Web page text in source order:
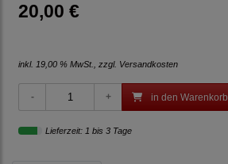
20,00 €
inkl. 19,00 % MwSt., zzgl. Versandkosten
in den Warenkorb
Lieferzeit: 1 bis 3 Tage